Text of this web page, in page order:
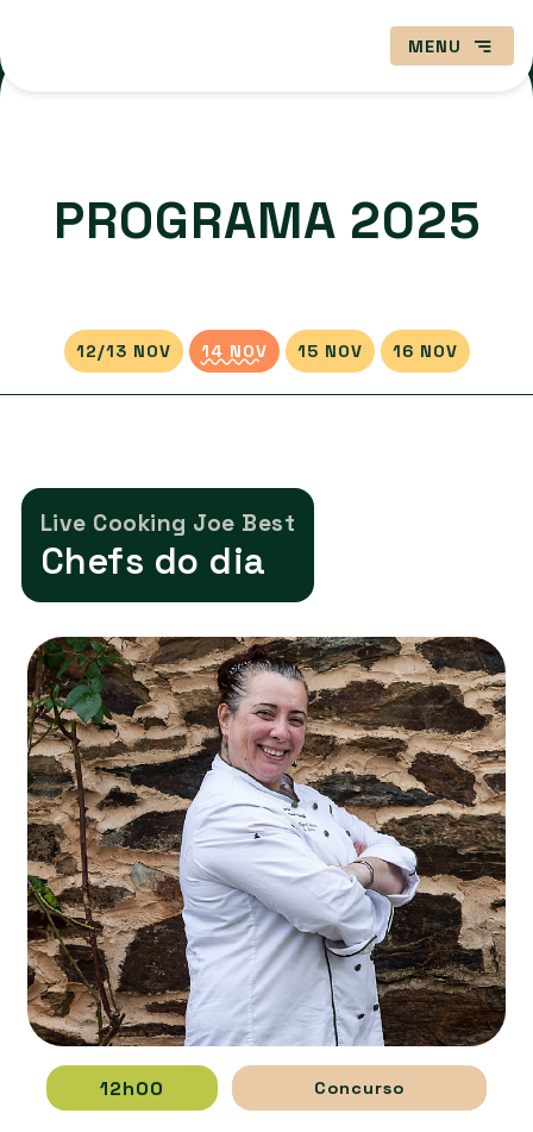
MENU
PROGRAMA 2025
12/13 NOV 14 NOV 15 NOV 16 NOV
Live Cooking Joe Best
Chefs do dia
12h00 Concurso